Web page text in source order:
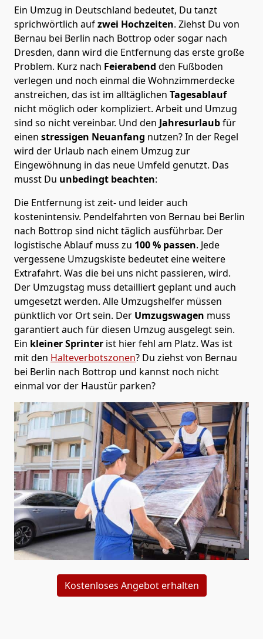
Ein Umzug in Deutschland bedeutet, Du tanzt
sprichwörtlich aufzwei Hochzeiten. Ziehst Du von
Bernau bei Berlin nach Bottrop oder sogar nach
Dresden, dann wird die Entfernung das erste große
Problem. Kurz nach Feierabend den Fußboden
verlegen und noch einmal die Wohnzimmerdecke
anstreichen, das ist im alltäglichen Tagesablauf
nicht möglich oder kompliziert. Arbeit und Umzug
sind so nicht vereinbar. Und den Jahresurlaubfür
einen stressigen Neuanfang nutzen? In der Regel
wird der Urlaub nach einem Umzug zur
Eingewöhnung in das neue Umfeld genutzt. Das
musst Du unbedingt beachten:
Die Entfernung ist zeit- und leider auch
kostenintensiv. Pendelfahrten von Bernau bei Berlin
nach Bottrop sind nicht täglich ausführbar. Der
logistische Ablauf muss zu 100 % passen. Jede
vergessene Umzugskiste bedeutet eine weitere
Extrafahrt. Was die bei uns nicht passieren, wird.
Der Umzugstag muss detailliert geplant und auch
umgesetzt werden. Alle Umzugshelfer müssen
pünktlich vor Ort sein. Der Umzugswagen muss
garantiert auch für diesen Umzug ausgelegt sein.
Ein kleiner Sprinter ist hier fehl am Platz. Was ist
mit den Halteverbotszonen? Du ziehst von Bernau
bei Berlin nach Bottrop und kannst noch nicht
einmal vor der Haustür parken?
Kostenloses Angebot erhalten